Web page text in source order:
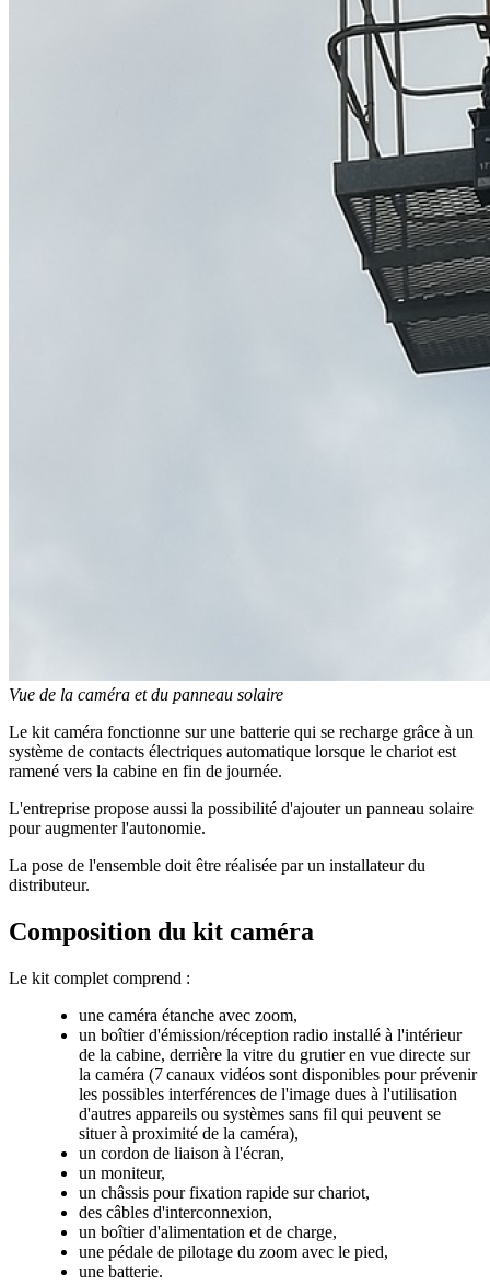
Vue de la caméra et du panneau solaire
Le kit caméra fonctionne sur une batterie qui se recharge grâce à un
système de contacts électriques automatique lorsque le chariot est
ramené vers la cabine en fin de journée.
L'entreprise propose aussi la possibilité d'ajouter un panneau solaire
pour augmenter l'autonomie.
La pose de l'ensemble doit être réalisée par un installateur du
distributeur.
Composition du kit caméra
Le kit complet comprend :
une caméra étanche avec zoom,
un boîtier d'émission/réception radio installé à l'intérieur
de la cabine, derrière la vitre du grutier en vue directe sur
la caméra (7 canaux vidéos sont disponibles pour prévenir
les possibles interférences de l'image dues à l'utilisation
d'autres appareils ou systèmes sans fil qui peuvent se
situer à proximité de la caméra),
un cordon de liaison à l'écran,
un moniteur,
un châssis pour fixation rapide sur chariot,
des câbles d'interconnexion,
un boîtier d'alimentation et de charge,
une pédale de pilotage du zoom avec le pied,
une batterie.